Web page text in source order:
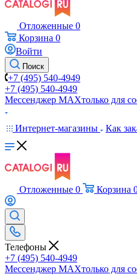
Отложенные 0
Корзина 0
Войти
Поиск
+7 (495) 540-4949
+7 (495) 540-4949
Мессенджер МАХтолько для
Интернет-магазины Как
Отложенные 0 Корзина
Телефоны
+7 (495) 540-4949
Мессенджер МАХтолько для